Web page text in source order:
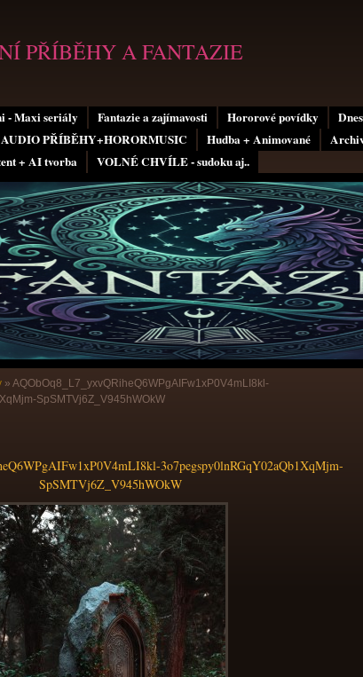
- Maxi seriály Fantazie a zajímavosti Hororové povídky
AUDIO PŘÍBĚHY+HORORMUSIC
Hudba + Animované
+ AI tvorba
VOLNÉ CHVÍLE - sudoku aj..
PŘÍBĚHY A FANTAZIE
» AQObOq8_L7_yxvQRiheQ6WPgAIFw1xP0V4mLI8kl-
SpSMTVj6Z_V945hWOkW
3o7pegspy0lnRGqY02aQb1XqMjm-
SpSMTVj6Z_V945hWOkW